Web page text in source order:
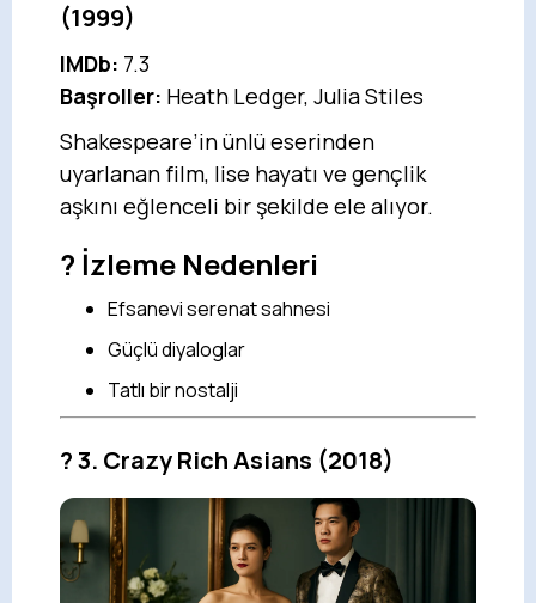
(1999)
IMDb: 7.3
Başroller: Heath Ledger, Julia Stiles
Shakespeare’in ünlü eserinden
uyarlanan film, lise hayatı ve gençlik
aşkını eğlenceli bir şekilde ele alıyor.
? İzleme Nedenleri
Efsanevi serenat sahnesi
Güçlü diyaloglar
Tatlı bir nostalji
?3. Crazy Rich Asians (2018)